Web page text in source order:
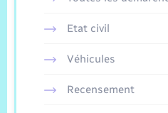
Etat civil
Véhicules
Recensement